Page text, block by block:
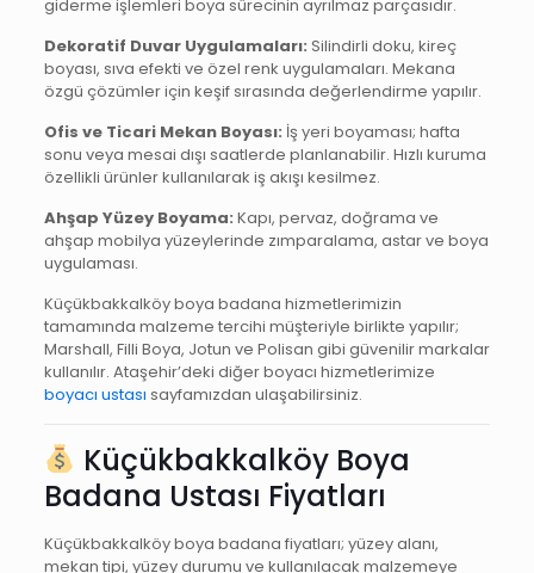
giderme işlemleri boya sürecinin ayrılmaz parçasıdır.
Dekoratif Duvar Uygulamaları: Silindirli doku, kireç
boyası, sıva efekti ve özel renk uygulamaları. Mekana
özgü çözümler için keşif sırasında değerlendirme yapılır.
Ofis ve Ticari Mekan Boyası: İş yeri boyaması; hafta
sonu veya mesai dışı saatlerde planlanabilir. Hızlı kuruma
özellikli ürünler kullanılarak iş akışı kesilmez.
Ahşap Yüzey Boyama: Kapı, pervaz, doğrama ve
ahşap mobilya yüzeylerinde zımparalama, astar ve boya
uygulaması.
Küçükbakkalköy boya badana hizmetlerimizin
tamamında malzeme tercihi müşteriyle birlikte yapılır;
Marshall, Filli Boya, Jotun ve Polisan gibi güvenilir markalar
kullanılır. Ataşehir’deki diğer boyacı hizmetlerimize
boyacı ustası sayfamızdan ulaşabilirsiniz.
Küçükbakkalköy Boya
Badana Ustası Fiyatları
Küçükbakkalköy boya badana fiyatları; yüzey alanı,
mekan tipi, yüzey durumu ve kullanılacak malzemeye